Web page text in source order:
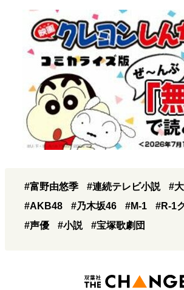
#富野由悠季 #連続テレビ小説
#
#AKB48
#乃木坂46 #M-1
#R-1
#声優
#小説 #宝塚歌劇団